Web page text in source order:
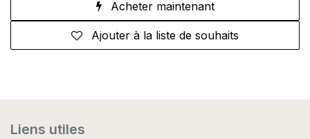
Acheter maintenant
Ajouter à la liste de souhaits
Liens utiles